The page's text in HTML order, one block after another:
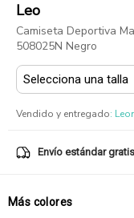
Leo
Camiseta Deportiva
508025N Negro
Vendido y entregado:
Envío estándar
Más colores